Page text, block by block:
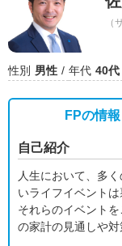
（
性別 男性 年代 40代
FPの情報
自己紹介
人生において、多
いライフイベント
それらのイベント
の家計の見通しや対